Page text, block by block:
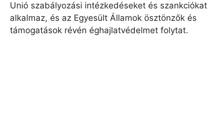
Unió szabályozási intézkedéseket és szankciókat
alkalmaz, és az Egyesült Államok ösztönzők és
támogatások révén éghajlatvédelmet folytat.